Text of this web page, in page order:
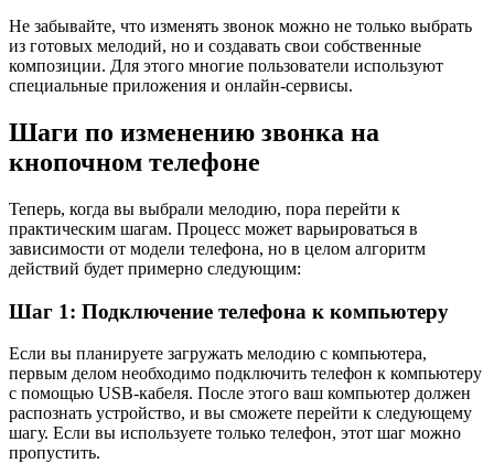
Не забывайте, что изменять звонок можно не только выбрать
из готовых мелодий, но и создавать свои собственные
композиции. Для этого многие пользователи используют
специальные приложения и онлайн-сервисы.
Шаги по изменению звонка на
кнопочном телефоне
Теперь, когда вы выбрали мелодию, пора перейти к
практическим шагам. Процесс может варьироваться в
зависимости от модели телефона, но в целом алгоритм
действий будет примерно следующим:
Шаг 1: Подключение телефона к компьютеру
Если вы планируете загружать мелодию с компьютера,
первым делом необходимо подключить телефон к компьютеру
с помощью USB-кабеля. После этого ваш компьютер должен
распознать устройство, и вы сможете перейти к следующему
шагу. Если вы используете только телефон, этот шаг можно
пропустить.